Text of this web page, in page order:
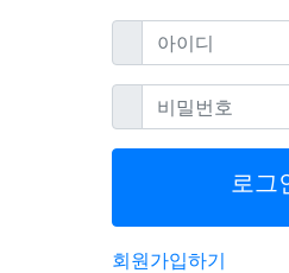
아이디필수
비밀번호필수
로그
회원가입하기